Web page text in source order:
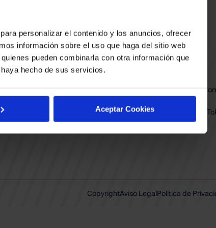
personalizar el contenido y los anuncios, ofrecer
información sobre el uso que haga del sitio web
pueden combinarla con otra información que
hecho de sus servicios.
Aceptar Cookies
BASKONIA-ALAVÉS
Gasteiz
Instagram
Youtube
| Linkedin
CopyrightAviso LegalPolítica de